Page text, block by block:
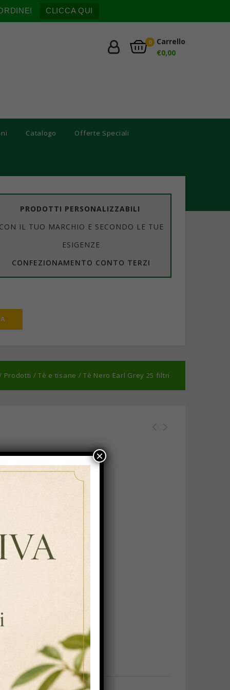
CLICCA QUI
0
Carrello
€0,00
Catalogo Offerte Speciali
PRODOTTI PERSONALIZZABILI
CON IL TUO MARCHIO E SECONDO LE TUE
ESIGENZE
CONFEZIONAMENTO CONTO TERZI
Prodotti /Tè e tisane /Tè Nero Earl Grey 25 filtri
in polipropilene trasparente.
×